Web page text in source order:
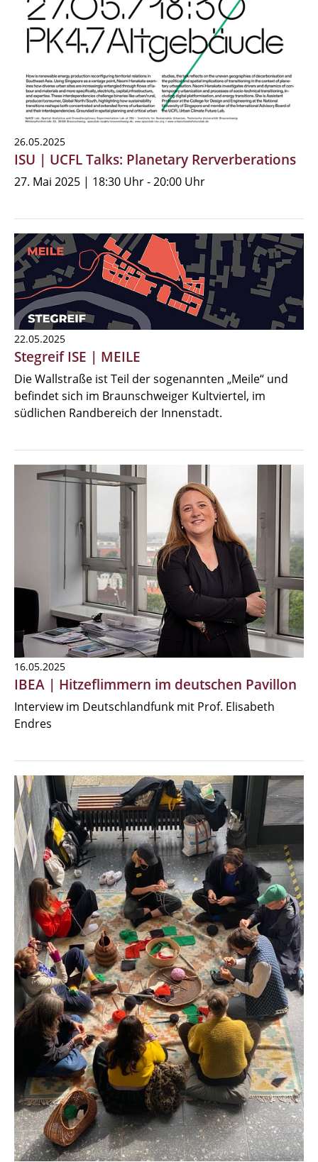
26.05.2025
ISU | UCFL Talks: Planetary Rerverberations
27. Mai 2025 | 18:30 Uhr - 20:00 Uhr
22.05.2025
Stegreif ISE | MEILE
Die Wallstraße ist Teil der sogenannten „Meile“ und
befindet sich im Braunschweiger Kultviertel, im
südlichen Randbereich der Innenstadt.
16.05.2025
IBEA | Hitzeflimmern im deutschen Pavillon
Interview im Deutschlandfunk mit Prof. Elisabeth
Endres